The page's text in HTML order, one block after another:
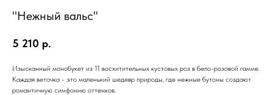
"Нежный вальс"
5 210 р.
Изысканный монобукет из 11 восхитительных кустовых роз в бело-розовой гамме.
Каждая веточка - это маленький шедевр природы, где нежные бутоны создают
романтичную симфонию оттенков.